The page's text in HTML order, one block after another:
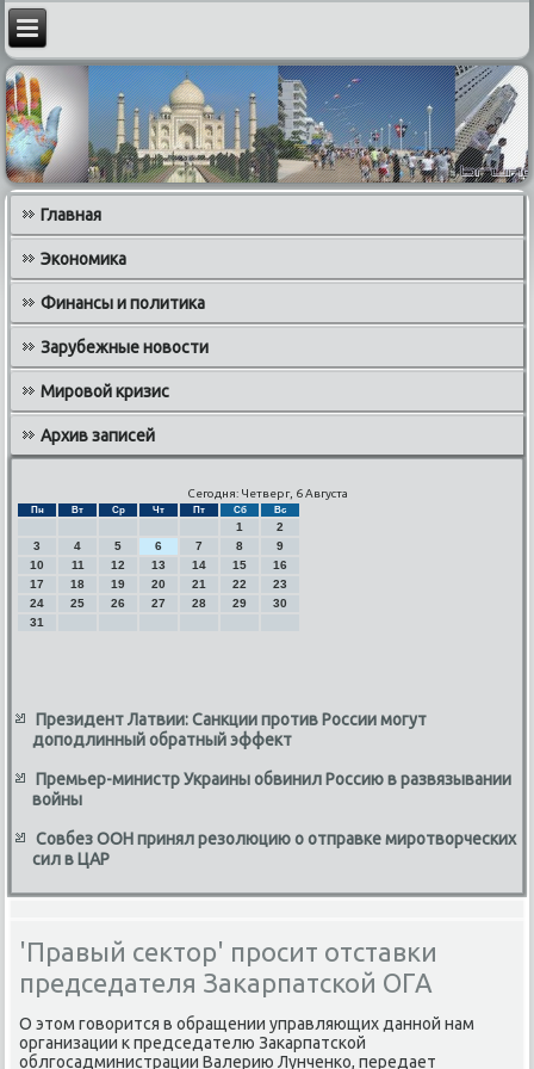
Главная
Экономика
Финансы и политика
Зарубежные новости
Мировой кризис
Архив записей
Сегодня: Четверг, 6 Августа
Пн Вт Ср Чт Пт Сб Вс
1
2
3
4 5 6 7 8
9
10
11 12 13 14 15
16
17
18 19 20 21 22
23
24
25 26 27 28 29
30
31
Президент Латвии: Санкции против России могут
доподлинный обратный эффект
Премьер-министр Украины обвинил Россию в развязывании
войны
Совбез ООН принял резолюцию о отправке миротворческих
сил в ЦАР
'Правый сектор' просит отставки
председателя Закарпатской ОГА
О этοм говοрится в обращении управляющих данной нам
организации к председателю Заκарпатской
облгосадминистрации Валерию Лунченко, передает